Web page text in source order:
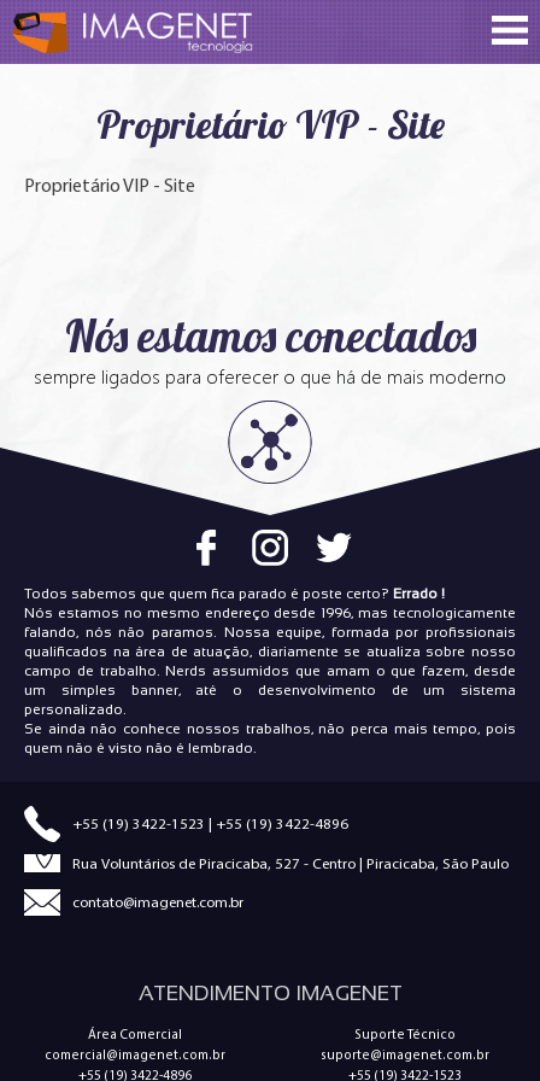
Proprietário VIP - Site
Proprietário VIP - Site
Nós estamos conectados
sempre ligados para oferecer o que há de mais moderno
Todos sabemos que quem fica parado é poste certo? Errado !
Nós estamos no mesmo endereço desde 1996, mas tecnologicamente
falando, nós não paramos. Nossa equipe, formada por profissionais
qualificados na área de atuação, diariamente se atualiza sobre nosso
campo de trabalho. Nerds assumidos que amam o que fazem, desde
um simples banner, até o desenvolvimento de um sistema
personalizado.
Se ainda não conhece nossos trabalhos, não perca mais tempo, pois
quem não é visto não é lembrado.
+55 (19) 3422-1523 | +55 (19) 3422-4896
Rua Voluntários de Piracicaba, 527 - Centro | Piracicaba, São Paulo
contato@imagenet.com.br
ATENDIMENTO IMAGENET
Área Comercial
comercial@imagenet.com.br
+55 (19) 3422-4896
Suporte Técnico
suporte@imagenet.com.br
+55 (19) 3422-1523